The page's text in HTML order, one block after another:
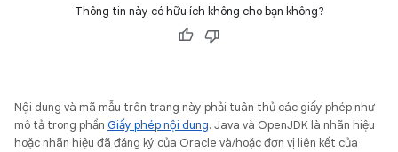
Thông tin này có hữu ích không cho bạn không?
Nội dung và mã mẫu trên trang này phải tuân thủ các giấy phép như
mô tả trong phần Giấy phép nội dung. Java và OpenJDK là nhãn hiệu
hoặc nhãn hiệu đã đăng ký của Oracle và/hoặc đơn vị liên kết của